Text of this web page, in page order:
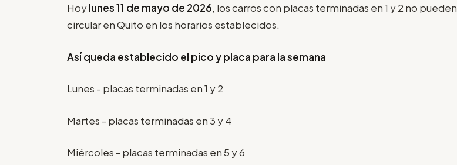
Hoylunes 11 de mayo de 2026, los carros con placas terminadas en 1 y 2 no pueden
circular en Quito en los horarios establecidos.
Así queda establecido el pico y placa para la semana
Lunes - placas terminadas en 1 y 2
Martes - placas terminadas en 3 y 4
Miércoles - placas terminadas en 5 y 6